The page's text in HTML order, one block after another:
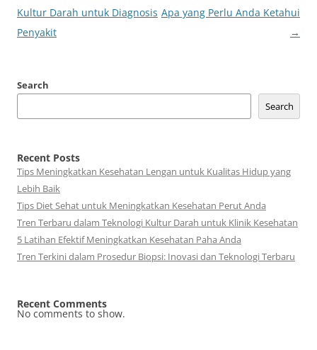
navigation
Kultur Darah untuk Diagnosis
Penyakit
Apa yang Perlu Anda Ketahui
→
Search
Search
Recent Posts
Tips Meningkatkan Kesehatan Lengan untuk Kualitas Hidup yang
Lebih Baik
Tips Diet Sehat untuk Meningkatkan Kesehatan Perut Anda
Tren Terbaru dalam Teknologi Kultur Darah untuk Klinik Kesehatan
5 Latihan Efektif Meningkatkan Kesehatan Paha Anda
Tren Terkini dalam Prosedur Biopsi: Inovasi dan Teknologi Terbaru
Recent Comments
No comments to show.